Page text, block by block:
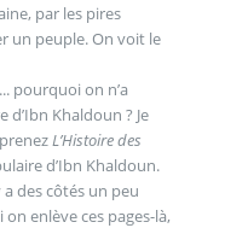
par les pires
un peuple. On voit le
pourquoi on n’a
Khaldoun ? Je
L’Histoire des
d’Ibn Khaldoun.
des côtés un peu
enlève ces pages-là,